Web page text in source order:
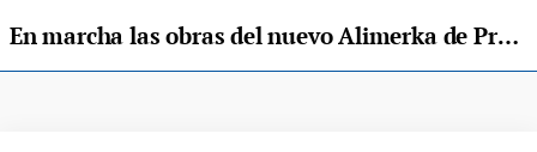
En marcha las obras del nuevo Alimerka de Prestín